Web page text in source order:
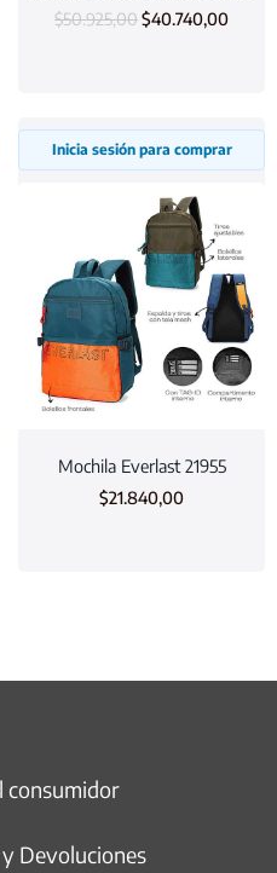
$50.925,00$40.740,00
Inicia sesión para comprar
Mochila Everlast 21955
$21.840,00
consumidor
Devoluciones